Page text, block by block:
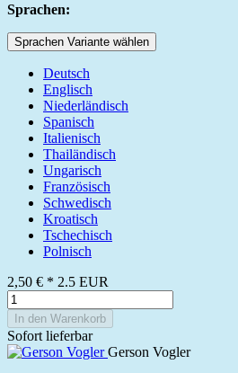
Sprachen:
Sprachen Variante wählen
Deutsch
Englisch
Niederländisch
Spanisch
Italienisch
Thailändisch
Ungarisch
Französisch
Schwedisch
Kroatisch
Tschechisch
Polnisch
2,50 € * 2.5 EUR
In den Warenkorb
Sofort lieferbar
Gerson Vogler